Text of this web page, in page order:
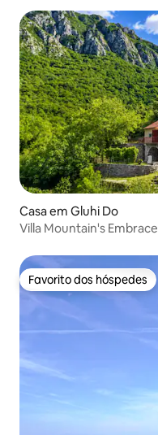
Casa em Gluhi Do
Villa Mountain's Embrace
Favorito dos hóspedes
Favorito dos hóspedes